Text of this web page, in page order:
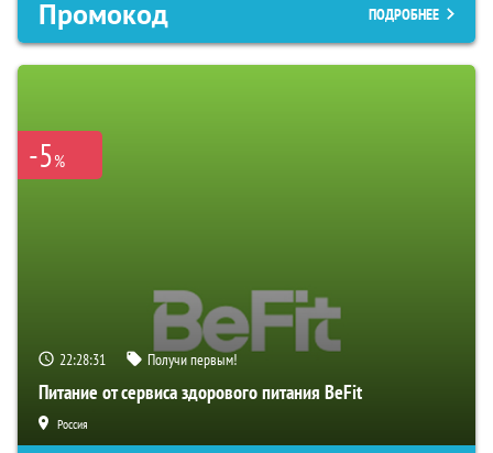
Промокод ПОДРОБНЕЕ
-5%
22:28:29 Получи первым!
Питание от сервиса здорового питания BeFit
Россия